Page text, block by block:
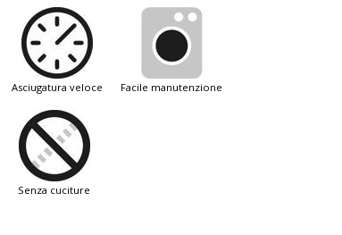
asciugatura veloce facile manutenzione
senza cuciture